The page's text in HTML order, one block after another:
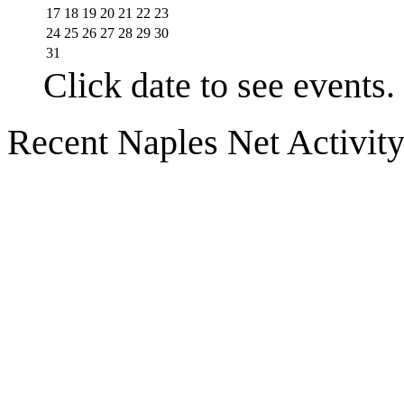
17 18 19 20 21 22 23
24 25 26 27 28 29 30
31
Click date to see events.
Recent Naples Net Activity